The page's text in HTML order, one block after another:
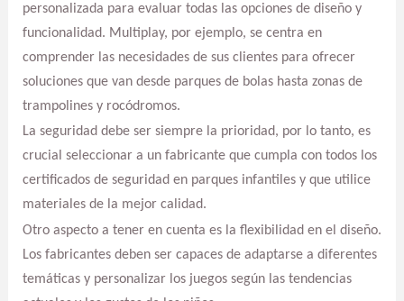
personalizada para evaluar todas las opciones de diseño y
funcionalidad. Multiplay, por ejemplo, se centra en
comprender las necesidades de sus clientes para ofrecer
soluciones que van desde parques de bolas hasta zonas de
trampolines y rocódromos.
La seguridad debe ser siempre la prioridad, por lo tanto, es
crucial seleccionar a un fabricante que cumpla con todos los
certificados de seguridad en parques infantiles y que utilice
materiales de la mejor calidad.
Otro aspecto a tener en cuenta es la flexibilidad en el diseño.
Los fabricantes deben ser capaces de adaptarse a diferentes
temáticas y personalizar los juegos según las tendencias